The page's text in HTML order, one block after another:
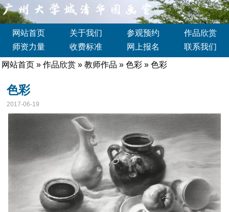
网站首页 关于我们 参观预约
作品欣赏
师资力量
收费标准 网上报名 联系我们
网站首页 » 作品欣赏 » 教师作品 » 色彩 » 色彩
色彩
2017-06-19